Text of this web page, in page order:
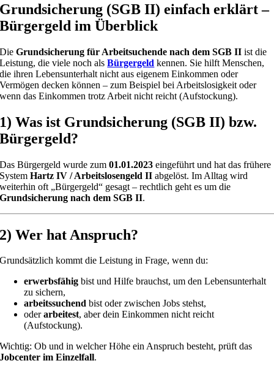
Grundsicherung (SGB II) einfach erklärt –
Bürgergeld im Überblick
DieGrundsicherung für Arbeitsuchende nach dem SGB II ist die
Leistung, die viele noch alsBürgergeld kennen. Sie hilft Menschen,
die ihren Lebensunterhalt nicht aus eigenem Einkommen oder
Vermögen decken können – zum Beispiel bei Arbeitslosigkeit oder
wenn das Einkommen trotz Arbeit nicht reicht (Aufstockung).
1) Was ist Grundsicherung (SGB II) bzw.
Bürgergeld?
Das Bürgergeld wurde zum01.01.2023 eingeführt und hat das frühere
SystemHartz IV / Arbeitslosengeld II abgelöst. Im Alltag wird
weiterhin oft „Bürgergeld“ gesagt – rechtlich geht es um die
Grundsicherung nach dem SGB II.
2) Wer hat Anspruch?
Grundsätzlich kommt die Leistung in Frage, wenn du:
erwerbsfähig bist und Hilfe brauchst, um den Lebensunterhalt
zu sichern,
arbeitssuchend bist oder zwischen Jobs stehst,
oderarbeitest, aber dein Einkommen nicht reicht
(Aufstockung).
Wichtig: Ob und in welcher Höhe ein Anspruch besteht, prüft das
Jobcenter im Einzelfall.